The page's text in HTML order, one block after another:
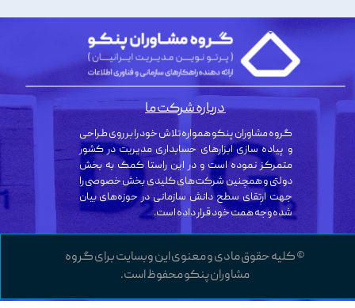
© کلیه حقوق مادی و معنوی این وبسایت برای گروه
مشاوران پنکو محفوظ است.
گروه مشاوران پنکو همواره تلاش خود را بر روی طراحی
و پیاده سازی ابزارهای حسابداری مدیریت در کشور
متمرکز نموده است و در این راستا کمک به بخش
دولتی و همچنین شرکت‌های کلیدی بخش خصوصی را
جهت ارتقای سطح دانش سازمانی در حوزه‌های بیان
شده وجه همت خود قرار داده است.
درباره شرکت ما